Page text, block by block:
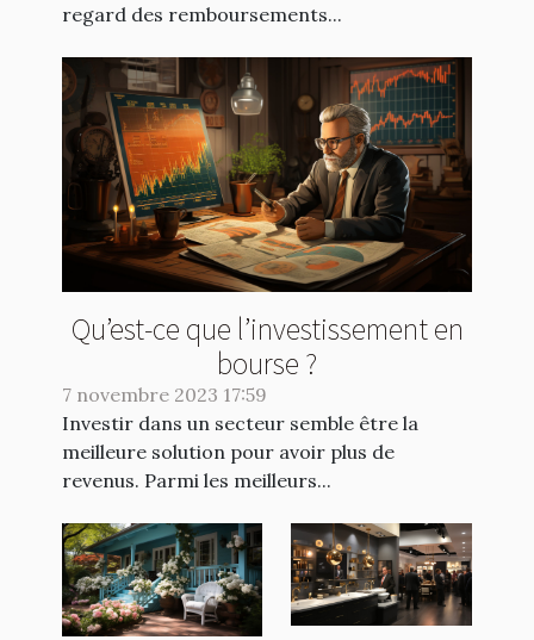
regard des remboursements...
Qu’est-ce que l’investissement en
bourse ?
7 novembre 2023 17:59
Investir dans un secteur semble être la
meilleure solution pour avoir plus de
revenus. Parmi les meilleurs...